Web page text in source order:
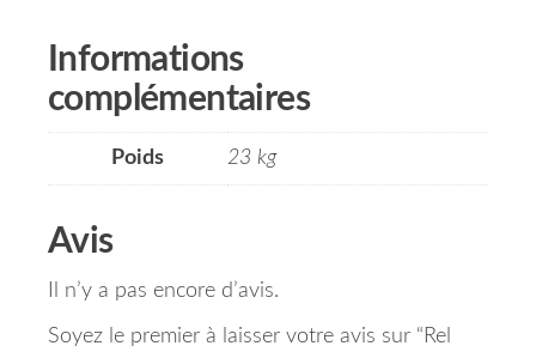
Informations
complémentaires
Poids 23 kg
Avis
Il n’y a pas encore d’avis.
Soyez le premier à laisser votre avis sur “Rel